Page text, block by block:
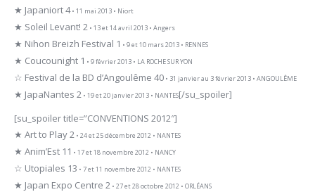
★ Japaniort 4• 11 mai 2013 • Niort
★ Soleil Levant! 2 • 13 et 14 avril 2013 • Angers
★ Nihon Breizh Festival 1 • 9 et 10 mars 2013 • RENNES
★ Coucounight 1 • 9 février 2013 • LA ROCHE SUR YON
☆ Festival de la BD d’Angoulême 40 • 31 janvier au 3 février 2013 • ANGOULÊME
★ JapaNantes 2 • 19 et 20 janvier 2013 • NANTES[/su_spoiler]
[su_spoiler title=”CONVENTIONS 2012″]
★ Art to Play 2 • 24 et 25 décembre 2012 • NANTES
★ Anim’Est 11 • 17 et 18 novembre 2012 • NANCY
☆ Utopiales 13 • 7 et 11 novembre 2012 • NANTES
★ Japan Expo Centre 2 • 27 et 28 octobre 2012 • ORLÉANS